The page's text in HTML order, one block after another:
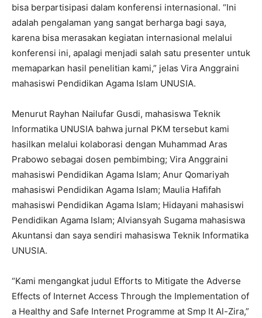
bisa berpartisipasi dalam konferensi internasional. “Ini
adalah pengalaman yang sangat berharga bagi saya,
karena bisa merasakan kegiatan internasional melalui
konferensi ini, apalagi menjadi salah satu presenter untuk
memaparkan hasil penelitian kami,” jelas Vira Anggraini
mahasiswi Pendidikan Agama Islam UNUSIA.
Menurut Rayhan Nailufar Gusdi, mahasiswa Teknik
Informatika UNUSIA bahwa jurnal PKM tersebut kami
hasilkan melalui kolaborasi dengan Muhammad Aras
Prabowo sebagai dosen pembimbing; Vira Anggraini
mahasiswi Pendidikan Agama Islam; Anur Qomariyah
mahasiswi Pendidikan Agama Islam; Maulia Hafifah
mahasiswi Pendidikan Agama Islam; Hidayani mahasiswi
Pendidikan Agama Islam; Alviansyah Sugama mahasiswa
Akuntansi dan saya sendiri mahasiswa Teknik Informatika
UNUSIA.
“Kami mengangkat judul Efforts to Mitigate the Adverse
Effects of Internet Access Through the Implementation of
a Healthy and Safe Internet Programme at Smp It Al-Zira,”